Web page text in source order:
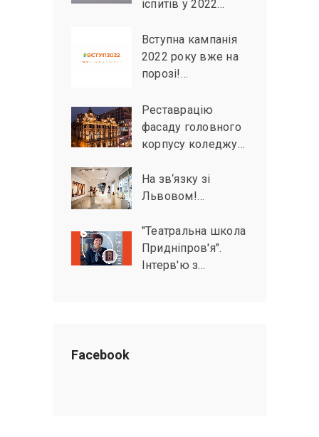
іспитів у 2022…
Вступна кампанія
2022 року вже на
порозі!…
Реставрацію
фасаду головного
корпусу коледжу…
На зв‘язку зі
Львовом!…
"Театральна школа
Придніпров'я".
Інтерв'ю з…
Facebook